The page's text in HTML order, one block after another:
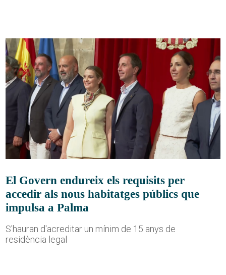
El Govern endureix els requisits per
accedir als nous habitatges públics que
impulsa a Palma
S'hauran d'acreditar un mínim de 15 anys de
residència legal